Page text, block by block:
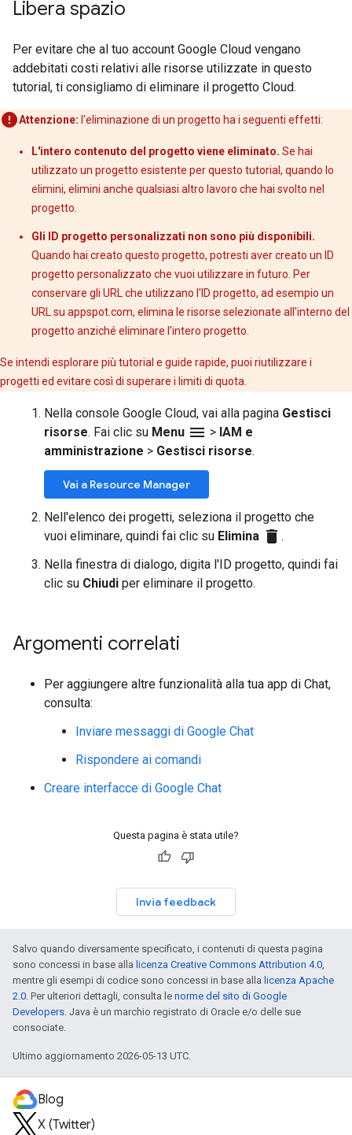
Libera spazio
Per evitare che al tuo account Google Cloud vengano
addebitati costi relativi alle risorse utilizzate in questo
tutorial, ti consigliamo di eliminare il progetto Cloud.
Attenzione: l'eliminazione di un progetto ha i seguenti effetti:
L'intero contenuto del progetto viene eliminato. Se hai
utilizzato un progetto esistente per questo tutorial, quando lo
elimini, elimini anche qualsiasi altro lavoro che hai svolto nel
progetto.
Gli ID progetto personalizzati non sono più disponibili.
Quando hai creato questo progetto, potresti aver creato un ID
progetto personalizzato che vuoi utilizzare in futuro. Per
conservare gli URL che utilizzano l'ID progetto, ad esempio un
URL su appspot.com, elimina le risorse selezionate all'interno del
progetto anziché eliminare l'intero progetto.
Se intendi esplorare più tutorial e guide rapide, puoi riutilizzare i
progetti ed evitare così di superare i limiti di quota.
Nella console Google Cloud, vai alla pagina Gestisci
risorse. Fai clic su Menu menu > IAM e
amministrazione > Gestisci risorse.
Vai a Resource Manager
Nell'elenco dei progetti, seleziona il progetto che
vuoi eliminare, quindi fai clic su Elimina delete .
Nella finestra di dialogo, digita l'ID progetto, quindi fai
clic su Chiudi per eliminare il progetto.
Argomenti correlati
Per aggiungere altre funzionalità alla tua app di Chat,
consulta:
Inviare messaggi di Google Chat
Rispondere ai comandi
Creare interfacce di Google Chat
Questa pagina è stata utile?
Invia feedback
Salvo quando diversamente specificato, i contenuti di questa pagina
sono concessi in base alla licenza Creative Commons Attribution 4.0,
mentre gli esempi di codice sono concessi in base alla licenza Apache
2.0. Per ulteriori dettagli, consulta le norme del sito di Google
Developers. Java è un marchio registrato di Oracle e/o delle sue
consociate.
Ultimo aggiornamento 2026-05-13 UTC.
Blog
X (Twitter)